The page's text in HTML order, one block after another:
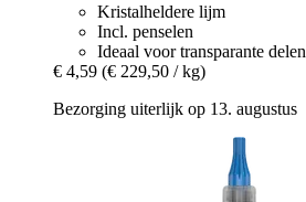
Kristalheldere lijm
Incl. penselen
Ideaal voor transparante delen
€ 4,59 (€ 229,50 / kg)
Bezorging uiterlijk op 13. augustus